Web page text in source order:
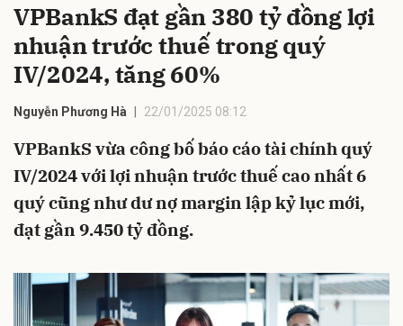
VPBankS đạt gần 380 tỷ đồng lợi
nhuận trước thuế trong quý
IV/2024, tăng 60%
Nguyễn Phương Hà 22/01/2025 08:12
VPBankS vừa công bố báo cáo tài chính quý
IV/2024 với lợi nhuận trước thuế cao nhất 6
quý cũng như dư nợ margin lập kỷ lục mới,
đạt gần 9.450 tỷ đồng.
Hủy